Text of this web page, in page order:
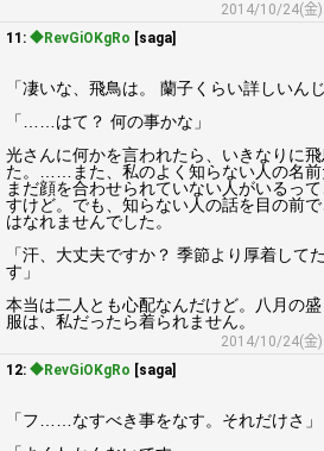
2014/10/24(金
11: ◆RevGiOKgRo [saga]
「凄いな、飛鳥は。 蘭子くらい詳しいん
「……はて？ 何の事かな」
光さんに何かを言われたら、いきなりに
た。……また、私のよく知らない人の名前
まだ顔を合わせられていない人がいるっ
すけど。でも、知らない人の話を目の前
はなれませんでした。
「汗、大丈夫ですか？ 季節より厚着して
す」
本当は二人とも心配なんだけど。八月の
服は、私だったら着られません。
2014/10/24(金
12: ◆RevGiOKgRo [saga]
「フ……なすべき事をなす。それだけさ」